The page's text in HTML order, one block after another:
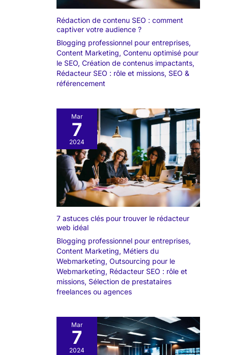
Rédaction de contenu SEO : comment
captiver votre audience ?
Blogging professionnel pour entreprises,
Content Marketing, Contenu optimisé pour
le SEO, Création de contenus impactants,
Rédacteur SEO : rôle et missions, SEO &
référencement
Mar
7
2024
7 astuces clés pour trouver le rédacteur
web idéal
Blogging professionnel pour entreprises,
Content Marketing, Métiers du
Webmarketing, Outsourcing pour le
Webmarketing, Rédacteur SEO : rôle et
missions, Sélection de prestataires
freelances ou agences
Mar
7
2024